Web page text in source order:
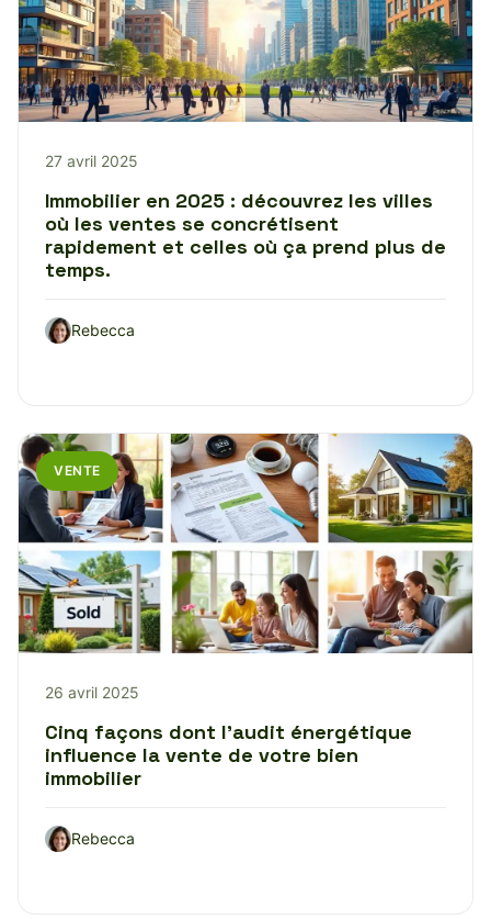
27 avril 2025
Immobilier en 2025 : découvrez les villes
où les ventes se concrétisent
rapidement et celles où ça prend plus de
temps.
Rebecca
VENTE
26 avril 2025
Cinq façons dont l’audit énergétique
influence la vente de votre bien
immobilier
Rebecca